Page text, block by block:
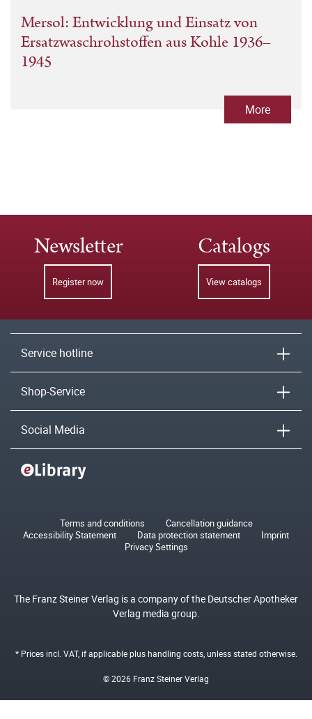
Mersol: Entwicklung und Einsatz von
Ersatzwaschrohstoffen aus Kohle 1936–
1945
More
Newsletter
Register now
Catalogs
View catalogs
Service hotline
Shop-Service
Social Media
Terms and conditions
Cancellation guidance
Accessibility Statement
Data protection statement
Imprint
Privacy Settings
The Franz Steiner Verlag is a company of the Deutscher Apotheker
Verlag media group.
* Prices incl. VAT, if applicable plushandling costs, unless stated otherwise.
© 2026 Franz Steiner Verlag